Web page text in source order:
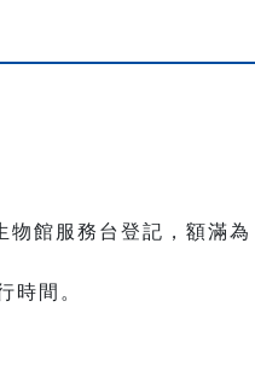
館服務台登記，額滿為
時間。